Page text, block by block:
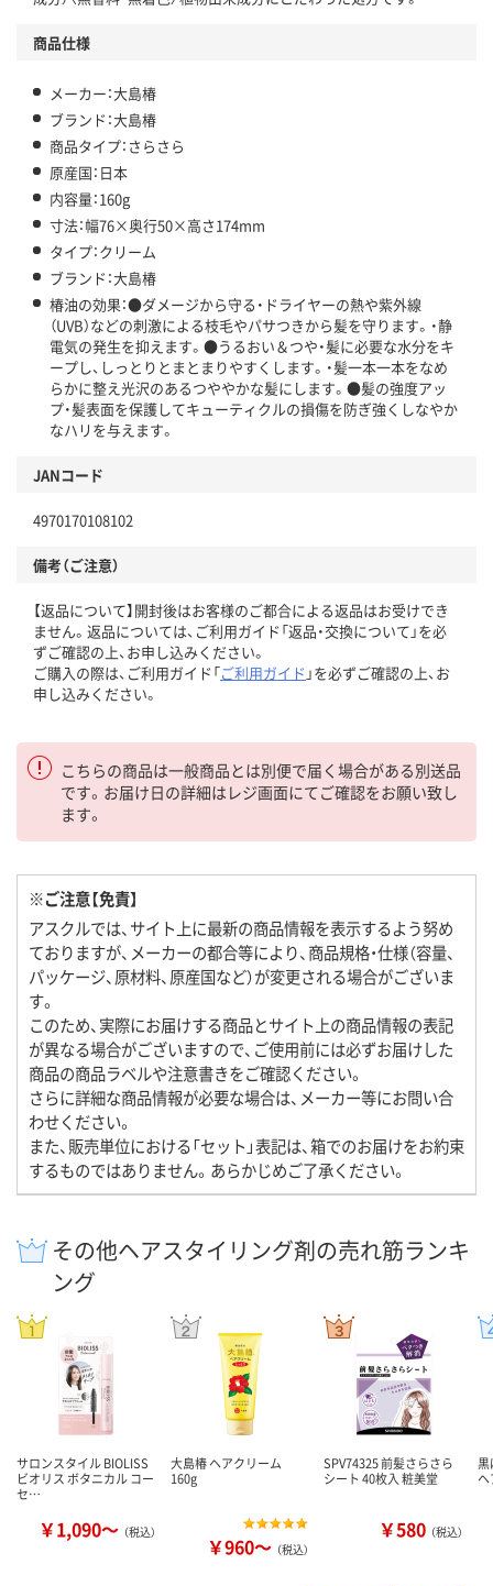
商品仕様
メーカー：大島椿
ブランド：大島椿
商品タイプ：さらさら
原産国：日本
内容量：160g
寸法：幅76×奥行50×高さ174mm
タイプ：クリーム
ブランド：大島椿
椿油の効果：●ダメージから守る・ドライヤーの熱や紫外線
（UVB）などの刺激による枝毛やパサつきから髪を守ります。・静
電気の発生を抑えます。●うるおい＆つや・髪に必要な水分をキ
ープし、しっとりとまとまりやすくします。・髪一本一本をなめ
らかに整え光沢のあるつややかな髪にします。●髪の強度アッ
プ・髪表面を保護してキューティクルの損傷を防ぎ強くしなやか
なハリを与えます。
JANコード
4970170108102
備考（ご注意）
【返品について】開封後はお客様のご都合による返品はお受けでき
ません。返品については、ご利用ガイド「返品・交換について」を必
ずご確認の上、お申し込みください。
ご購入の際は、ご利用ガイド「ご利用ガイド 」を必ずご確認の上、お
申し込みください。
こちらの商品は一般商品とは別便で届く場合がある別送品
です。お届け日の詳細はレジ画面にてご確認をお願い致し
ます。
※ご注意【免責】
アスクルでは、サイト上に最新の商品情報を表示するよう努め
ておりますが、メーカーの都合等により、商品規格・仕様（容量、
パッケージ、原材料、原産国など）が変更される場合がございま
す。
このため、実際にお届けする商品とサイト上の商品情報の表記
が異なる場合がございますので、ご使用前には必ずお届けした
商品の商品ラベルや注意書きをご確認ください。
さらに詳細な商品情報が必要な場合は、メーカー等にお問い合
わせください。
また、販売単位における「セット」表記は、箱でのお届けをお約束
するものではありません。あらかじめご了承ください。
その他ヘアスタイリング剤の売れ筋ランキ
ング
サロンスタイル BIOLISS
ビオリス ボタニカル コー
セ…
￥1,090～ （税込）
大島椿 ヘアクリーム
160g
￥960～ （税込）
SPV74325 前髪さらさら
シート 40枚入 粧美堂
￥580 （税込）
黒